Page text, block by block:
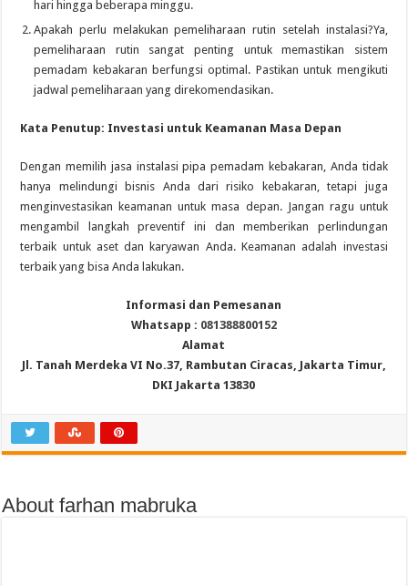
hari hingga beberapa minggu.
Apakah perlu melakukan pemeliharaan rutin setelah instalasi?Ya,
pemeliharaan rutin sangat penting untuk memastikan sistem
pemadam kebakaran berfungsi optimal. Pastikan untuk mengikuti
jadwal pemeliharaan yang direkomendasikan.
Kata Penutup: Investasi untuk Keamanan Masa Depan
Dengan memilih jasa instalasi pipa pemadam kebakaran, Anda tidak
hanya melindungi bisnis Anda dari risiko kebakaran, tetapi juga
menginvestasikan keamanan untuk masa depan. Jangan ragu untuk
mengambil langkah preventif ini dan memberikan perlindungan
terbaik untuk aset dan karyawan Anda. Keamanan adalah investasi
terbaik yang bisa Anda lakukan.
Informasi dan Pemesanan
Whatsapp : 081388800152
Alamat
Jl. Tanah Merdeka VI No.37, Rambutan Ciracas, Jakarta Timur,
DKI Jakarta 13830
About farhan mabruka